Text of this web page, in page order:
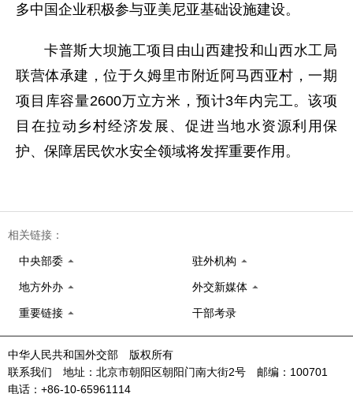
多中国企业积极参与亚美尼亚基础设施建设。
卡普斯大坝施工项目由山西建投和山西水工局
联营体承建，位于久姆里市附近阿马西亚村，一期
项目库容量2600万立方米，预计3年内完工。该项
目在拉动乡村经济发展、促进当地水资源利用保
护、保障居民饮水安全领域将发挥重要作用。
相关链接：
中央部委 驻外机构
地方外办 外交新媒体
重要链接 干部考录
中华人民共和国外交部 版权所有
联系我们 地址：北京市朝阳区朝阳门南大街2号 邮编：100701
电话：+86-10-65961114